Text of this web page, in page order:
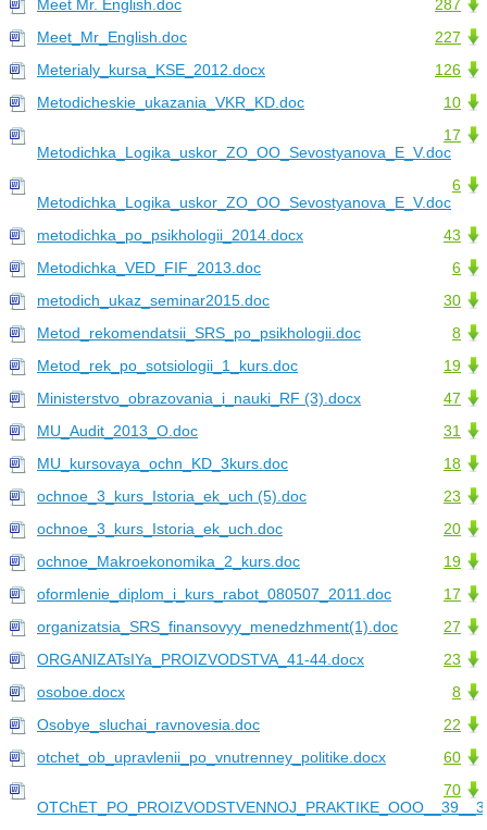
287
Meet Mr. English.doc
227
Meet_Mr_English.doc
126
Meterialy_kursa_KSE_2012.docx
10
Metodicheskie_ukazania_VKR_KD.doc
17
Metodichka_Logika_uskor_ZO_OO_Sevostyanova_E_V.doc
6
Metodichka_Logika_uskor_ZO_OO_Sevostyanova_E_V.doc
43
metodichka_po_psikhologii_2014.docx
6
Metodichka_VED_FIF_2013.doc
30
metodich_ukaz_seminar2015.doc
8
Metod_rekomendatsii_SRS_po_psikhologii.doc
19
Metod_rek_po_sotsiologii_1_kurs.doc
47
Ministerstvo_obrazovania_i_nauki_RF (3).docx
31
MU_Audit_2013_O.doc
18
MU_kursovaya_ochn_KD_3kurs.doc
23
ochnoe_3_kurs_Istoria_ek_uch (5).doc
20
ochnoe_3_kurs_Istoria_ek_uch.doc
19
ochnoe_Makroekonomika_2_kurs.doc
17
oformlenie_diplom_i_kurs_rabot_080507_2011.doc
27
organizatsia_SRS_finansovyy_menedzhment(1).doc
23
ORGANIZATsIYa_PROIZVODSTVA_41-44.docx
8
osoboe.docx
22
Osobye_sluchai_ravnovesia.doc
60
otchet_ob_upravlenii_po_vnutrenney_politike.docx
70